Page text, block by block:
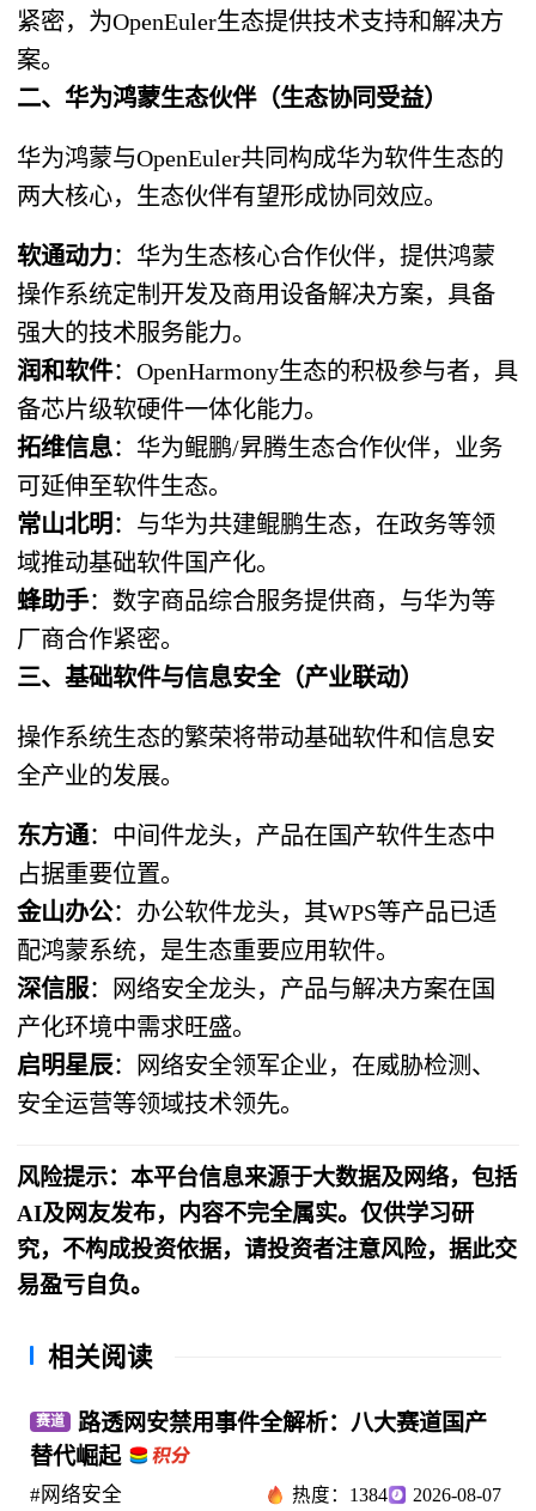
紧密，为OpenEuler生态提供技术支持和解决方
案。
二、华为鸿蒙生态伙伴（生态协同受益）
华为鸿蒙与OpenEuler共同构成华为软件生态的
两大核心，生态伙伴有望形成协同效应。
软通动力：华为生态核心合作伙伴，提供鸿蒙
操作系统定制开发及商用设备解决方案，具备
强大的技术服务能力。
润和软件：OpenHarmony生态的积极参与者，具
备芯片级软硬件一体化能力。
拓维信息：华为鲲鹏/昇腾生态合作伙伴，业务
可延伸至软件生态。
常山北明 ：与华为共建鲲鹏生态，在政务等领
域推动基础软件国产化。
蜂助手：数字商品综合服务提供商，与华为等
厂商合作紧密。
三、基础软件与信息安全（产业联动）
操作系统生态的繁荣将带动基础软件和信息安
全产业的发展。
东方通：中间件龙头，产品在国产软件生态中
占据重要位置。
金山办公：办公软件龙头，其WPS等产品已适
配鸿蒙系统，是生态重要应用软件。
深信服：网络安全龙头，产品与解决方案在国
产化环境中需求旺盛。
启明星辰：网络安全领军企业，在威胁检测、
安全运营等领域技术领先。
风险提示：本平台信息来源于大数据及网络，包括
AI及网友发布，内容不完全属实。仅供学习研
究，不构成投资依据，请投资者注意风险，据此交
易盈亏自负。
相关阅读
赛道
路透网安禁用事件全解析：八大赛道国产
替代崛起
#网络安全 热度：1384 2026-08-07